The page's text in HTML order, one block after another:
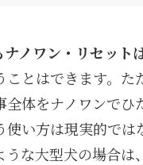
ノワン・リセット
ことはできます。た
全体をナノワンでひ
使い方は現実的では
うな大型犬の場合は